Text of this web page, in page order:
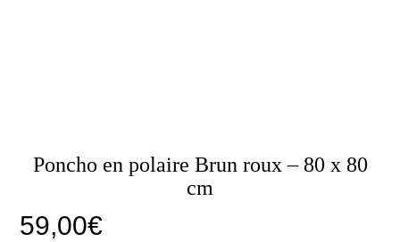
Poncho en polaire Brun roux – 80 x 80
cm
59,00€